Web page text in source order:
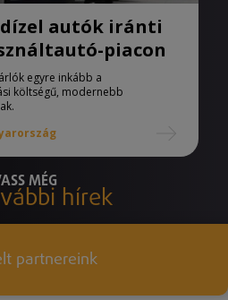
dízel autók iránti
piacon
egyre inkább a
költségű, modernebb
MÉG
hírek
partnereink